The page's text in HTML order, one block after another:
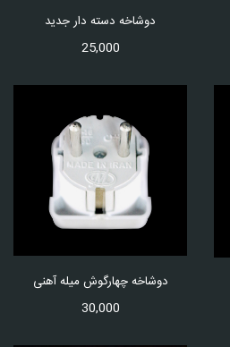
دوشاخه دسته دار جدید
25,000
دوشاخه چهارگوش میله آهنی
30,000